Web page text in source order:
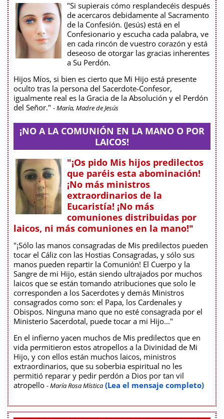
"Si supierais cómo resplandecéis después
de acercaros debidamente al Sacramento
de la Confesión. (Jesús) está en el
Confesionario y escucha cada palabra, ve
en cada rincón de vuestro corazón y está
deseoso de otorgar las gracias inherentes
a Su Perdón.
Hijos Míos, si bien es cierto que Mi Hijo está presente
oculto tras la persona del Sacerdote-Confesor,
igualmente real es la Gracia de la Absolución y el Perdón
del Señor." - María, Madre de Jesús
¡NO A LA COMUNIÓN EN LA MANO O POR
LAICOS!
"¡Os pido Mis hijos predilectos
que paréis esta abominación!
¡No más ministros
extraordinarios de la
Eucaristía! ¡No más
comuniones distribuidas por
laicos, ni más comuniones en la mano!"
"¡Sólo las manos consagradas de Mis predilectos pueden
tocar el Cáliz con las Hostias Consagradas, y sólo sus
manos pueden repartir la Comunión! El Cuerpo y la
Sangre de mi Hijo, están siendo ultrajados por muchos
laicos que se están tomando atribuciones que solo le
corresponden a los Sacerdotes y demás Ministros
consagrados como son: el Papa, los Cardenales y
Obispos. Ninguna mano que no esté consagrada por el
Ministerio Sacerdotal, puede tocar a mi Hijo..."
En el infierno yacen muchos de Mis predilectos que en
vida permitieron estos atropellos a la Divinidad de Mi
Hijo, y con ellos están muchos laicos, ministros
extraordinarios, que su soberbia espiritual no les
permitió reparar y pedir perdón a Dios por tan vil
atropello - María Rosa Mística (Lea el mensaje completo)